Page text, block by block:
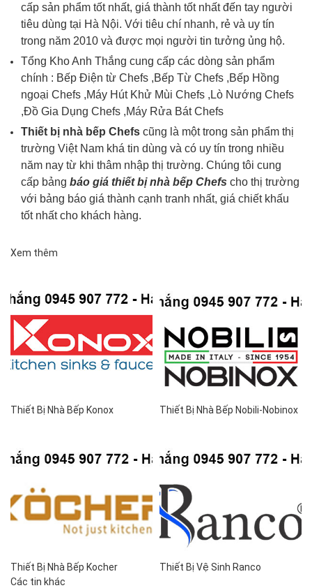
cấp sản phẩm tốt nhất, giá thành tốt nhất đến tay người
tiêu dùng tại Hà Nội. Với tiêu chí nhanh, rẻ và uy tín
trong năm 2010 và được mọi người tin tưởng ủng hộ.
Tổng Kho Anh Thắng cung cấp các dòng sản phẩm
chính : Bếp Điện từ Chefs ,Bếp Từ Chefs ,Bếp Hồng
ngoại Chefs ,Máy Hút Khử Mùi Chefs ,Lò Nướng Chefs
,Đồ Gia Dụng Chefs ,Máy Rửa Bát Chefs
Thiết bị nhà bếp Chefs cũng là một trong sản phẩm thị
trường Việt Nam khá tin dùng và có uy tín trong nhiều
năm nay từ khi thâm nhập thị trường. Chúng tôi cung
cấp bảng báo giá thiết bị nhà bếp Chefs cho thị trường
với bảng báo giá thành cạnh tranh nhất, giá chiết khấu
tốt nhất cho khách hàng.
Xem thêm
Thiết Bị Nhà Bếp Konox Thiết Bị Nhà Bếp Nobili-Nobinox
Thiết Bị Nhà Bếp Kocher
Thiết Bị Vệ Sinh Ranco
Các tin khác